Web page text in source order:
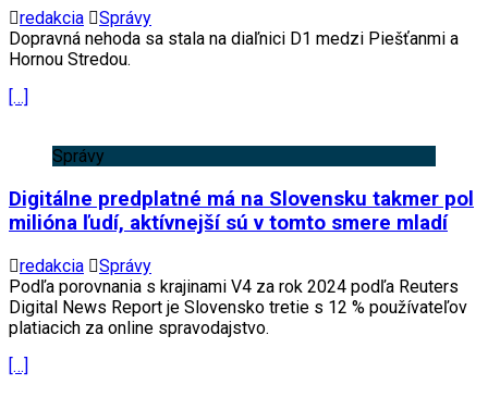
redakcia
Správy
Dopravná nehoda sa stala na diaľnici D1 medzi Piešťanmi a
Hornou Stredou.
[…]
Správy
Digitálne predplatné má na Slovensku takmer pol
milióna ľudí, aktívnejší sú v tomto smere mladí
redakcia
Správy
Podľa porovnania s krajinami V4 za rok 2024 podľa Reuters
Digital News Report je Slovensko tretie s 12 % používateľov
platiacich za online spravodajstvo.
[…]